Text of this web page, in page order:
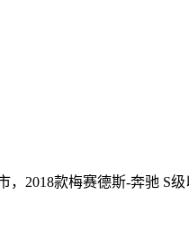
2018款梅赛德斯-奔驰 S